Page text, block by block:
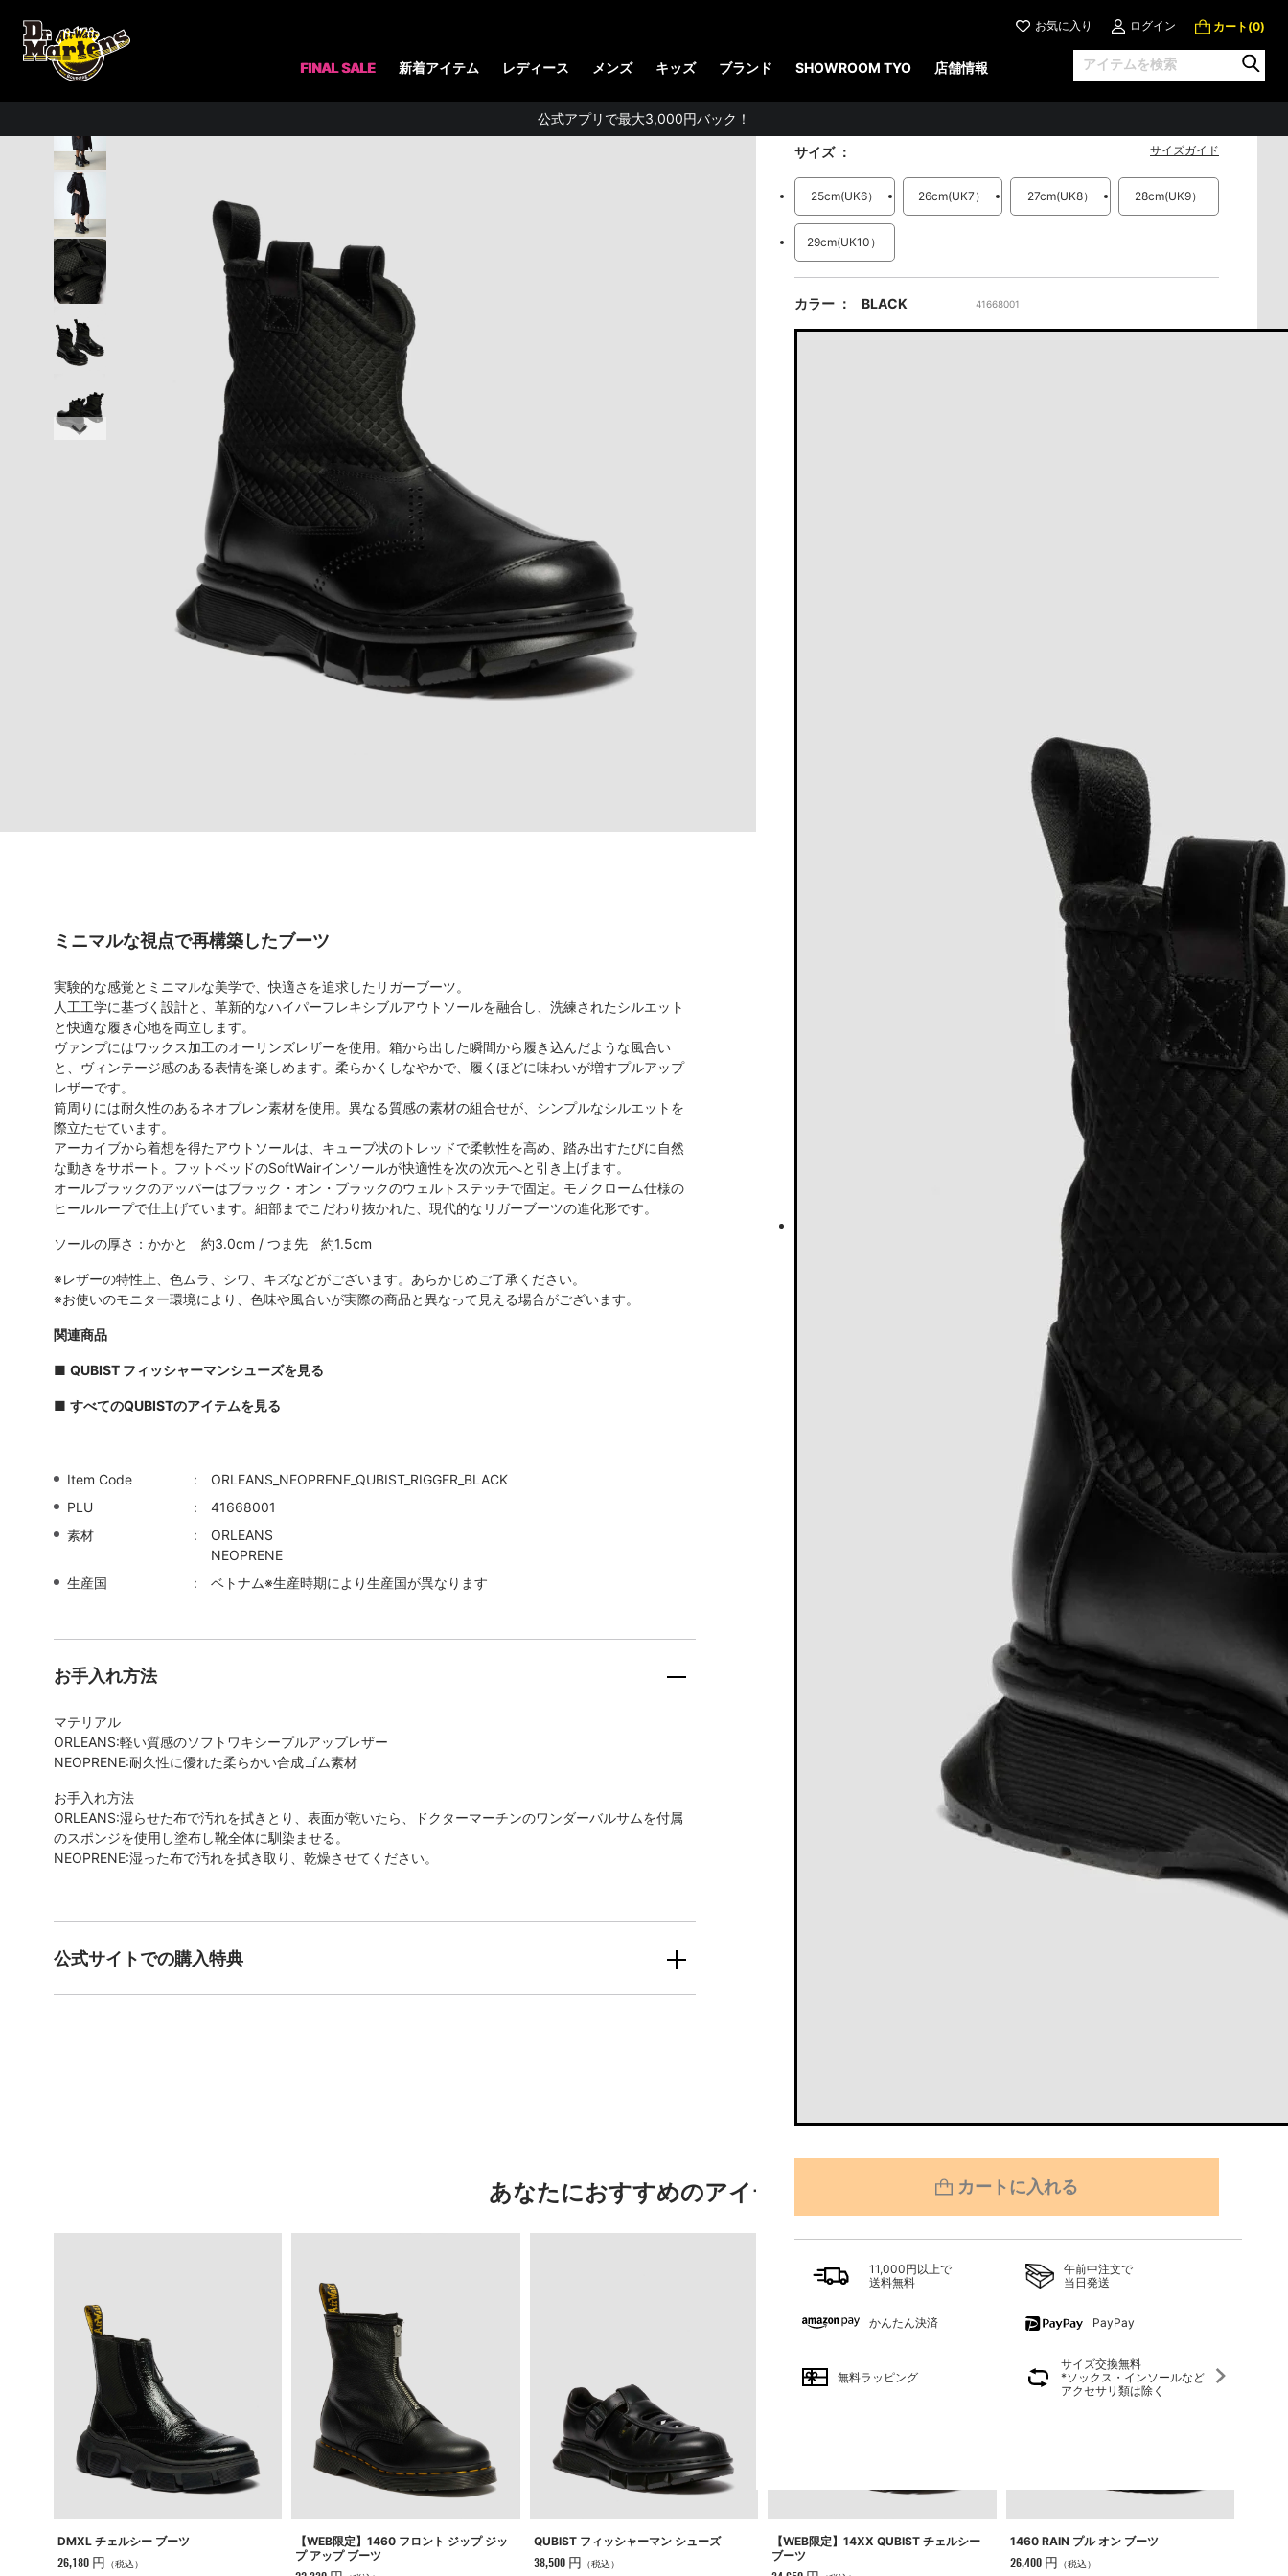
お気に入り ログイン カート(0)
FINAL SALE 新着アイテム レディース メンズ キッズ ブランド SHOWROOM TYO 店舗情報
STUDENT DISCOUNTで5%OFF！
公式アプリで最大3,000円バック！
【重要】パスワード再設定のお願い
ドクターマーチン製品のコピー品にご注意ください。
44,000 円（税込）
サイズ サイズガイド
25cm(UK6） 26cm(UK7） 27cm(UK8） 28cm(UK9）
29cm(UK10）
カラー BLACK 41668001
カートに入れる
11,000円以上で
送料無料
午前中注文で
当日発送
かんたん決済 PayPay
無料ラッピング
サイズ交換無料
*ソックス・インソールなど
アクセサリ類は除く
ミニマルな視点で再構築したブーツ
実験的な感覚とミニマルな美学で、快適さを追求したリガーブーツ。
人工工学に基づく設計と、革新的なハイパーフレキシブルアウトソールを融合し、洗練されたシルエット
と快適な履き心地を両立します。
ヴァンプにはワックス加工のオーリンズレザーを使用。箱から出した瞬間から履き込んだような風合い
と、ヴィンテージ感のある表情を楽しめます。柔らかくしなやかで、履くほどに味わいが増すプルアップ
レザーです。
筒周りには耐久性のあるネオプレン素材を使用。異なる質感の素材の組合せが、シンプルなシルエットを
際立たせています。
アーカイブから着想を得たアウトソールは、キューブ状のトレッドで柔軟性を高め、踏み出すたびに自然
な動きをサポート。フットベッドのSoftWairインソールが快適性を次の次元へと引き上げます。
オールブラックのアッパーはブラック・オン・ブラックのウェルトステッチで固定。モノクローム仕様の
ヒールループで仕上げています。細部までこだわり抜かれた、現代的なリガーブーツの進化形です。
ソールの厚さ：かかと 約3.0cm / つま先 約1.5cm
※レザーの特性上、色ムラ、シワ、キズなどがございます。あらかじめご了承ください。
※お使いのモニター環境により、色味や風合いが実際の商品と異なって見える場合がございます。
関連商品
■ QUBIST フィッシャーマンシューズを見る
■ すべてのQUBISTのアイテムを見る
Item Code
ORLEANS_NEOPRENE_QUBIST_RIGGER_BLACK
PLU
41668001
素材
ORLEANS
NEOPRENE
生産国
ベトナム※生産時期により生産国が異なります
お手入れ方法
マテリアル
ORLEANS:軽い質感のソフトワキシープルアップレザー
NEOPRENE:耐久性に優れた柔らかい合成ゴム素材
お手入れ方法
ORLEANS:湿らせた布で汚れを拭きとり、表面が乾いたら、ドクターマーチンのワンダーバルサムを付属
のスポンジを使用し塗布し靴全体に馴染ませる。
NEOPRENE:湿った布で汚れを拭き取り、乾燥させてください。
公式サイトでの購入特典
あなたにおすすめのアイテム
DMXL チェルシー ブーツ
26,180 円 （税込）
【WEB限定】1460 フロント ジップ ジッ
プ アップ ブーツ
QUBIST フィッシャーマン シューズ
38,500 円 （税込）
【WEB限定】14XX QUBIST チェルシー
ブーツ
1460 RAIN プル オン ブーツ
26,400 円 （税込）